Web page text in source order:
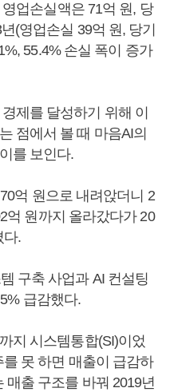
업손실액은 71억 원, 당
(영업손실 39억 원, 당기
55.4% 손실 폭이 증가
제를 달성하기 위해 이
점에서 볼 때 마음AI의
를 보인다.
억 원으로 내려앉더니 2
억 원까지 올라갔다가 20
다.
구축 사업과 AI 컨설팅
급감했다.
지 시스템통합(SI)이었
못 하면 매출이 급감하
매출 구조를 바꿔 2019년